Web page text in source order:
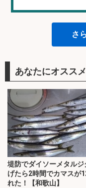
さ
あなたにオススメ
堤防でダイソーメタルジ
げたら2時間でカマスが
れた！【和歌山】